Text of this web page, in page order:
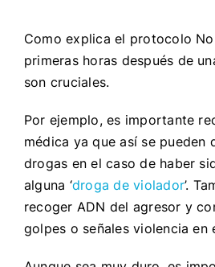
Como explica el protocolo
primeras horas después de
son cruciales.
Por ejemplo, es importante
médica ya que así se pueden
drogas en el caso de haber
alguna ‘droga de violador’.
recoger ADN del agresor y
golpes o señales violencia en